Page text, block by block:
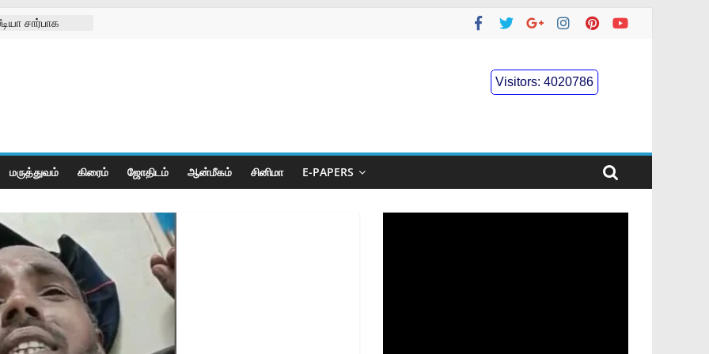
சார்பாக
Visitors:4020786
மருத்துவம் கிரைம் ஜோ‌திட‌ம் ஆன்மீகம் சினிமா E-PAPERS